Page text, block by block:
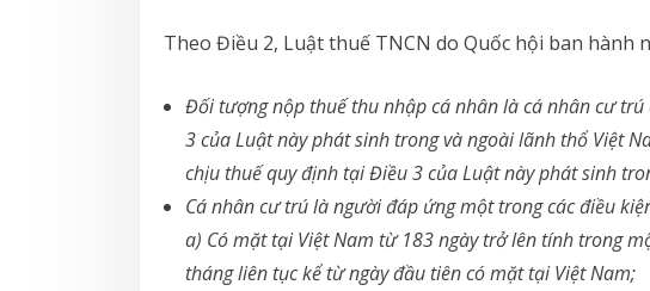
Theo Điều 2, Luật thuế TNCN do Quốc hội ban hành
Đối tượng nộp thuế thu nhập cá nhân là cá nhân cư
3 của Luật này phát sinh trong và ngoài lãnh thổ Việt
chịu thuế quy định tại Điều 3 của Luật này phát sinh
Cá nhân cư trú là người đáp ứng một trong các điều
a) Có mặt tại Việt Nam từ 183 ngày trở lên tính trong
tháng liên tục kể từ ngày đầu tiên có mặt tại Việt Nam;